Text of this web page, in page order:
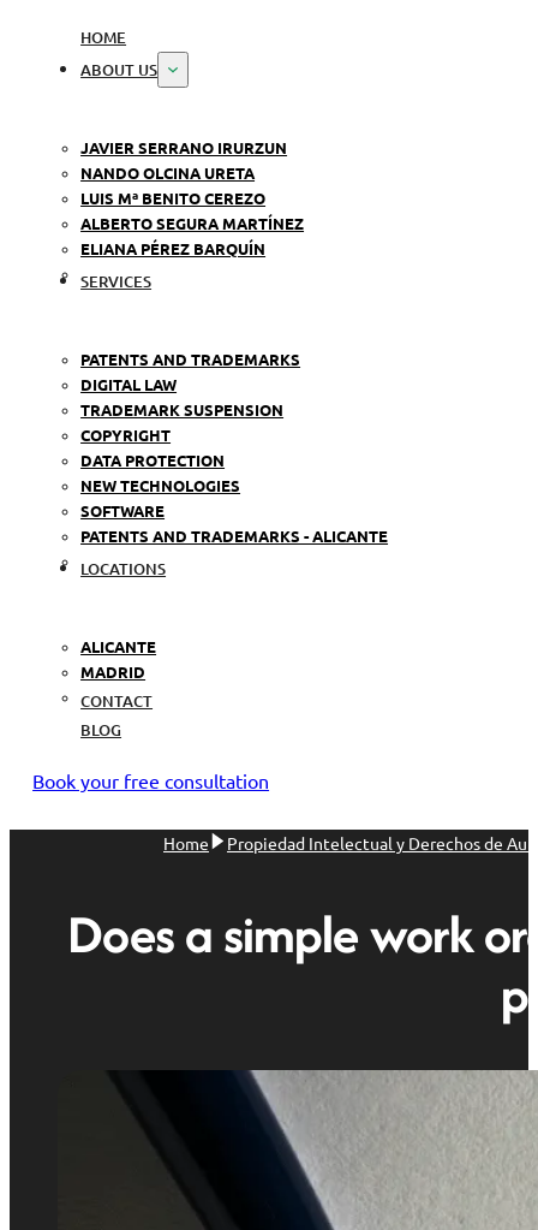
HOME
ABOUT US
JAVIER SERRANO IRURZUN
NANDO OLCINA URETA
LUIS Mª BENITO CEREZO
ALBERTO SEGURA MARTÍNEZ
ELIANA PÉREZ BARQUÍN
SERVICES
PATENTS AND TRADEMARKS
DIGITAL LAW
TRADEMARK SUSPENSION
COPYRIGHT
DATA PROTECTION
NEW TECHNOLOGIES
SOFTWARE
PATENTS AND TRADEMARKS - ALICANTE
LOCATIONS
ALICANTE
MADRID
CONTACT
BLOG
Book your free consultation
Home Propiedad Intelectual y Derechos de
Does a simple work